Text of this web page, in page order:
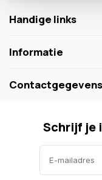
Handige links
Informatie
Contactgegevens
Schrijf je